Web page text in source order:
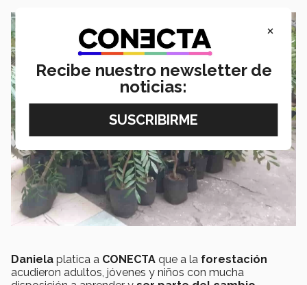
Daniela platica a CONECTA que a la forestación
acudieron adultos, jóvenes y niños con mucha
×
Recibe nuestro newsletter de
noticias: